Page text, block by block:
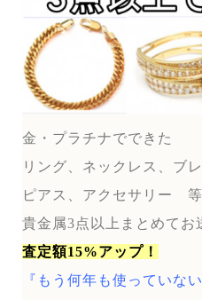
金・プラチナでできた
リング、ネックレス、ブ
ピアス、アクセサリー 等
貴金属3点以上まとめてお
査定額15%アップ！
『もう何年も使っていな